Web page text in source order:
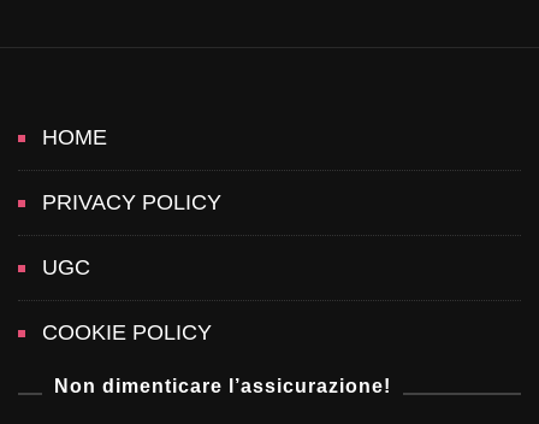
HOME
PRIVACY POLICY
UGC
COOKIE POLICY
Non dimenticare l’assicurazione!